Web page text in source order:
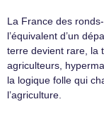
La France des
l’équivalent d’un
terre devient rare, la
agriculteurs,
la logique folle qui
l’agriculture.